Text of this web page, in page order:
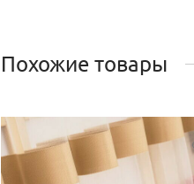
Похожие товары